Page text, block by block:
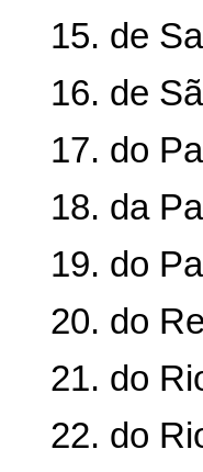
15. de
16. de
17. do
18. da
19. do
20. do
21. do
22. do